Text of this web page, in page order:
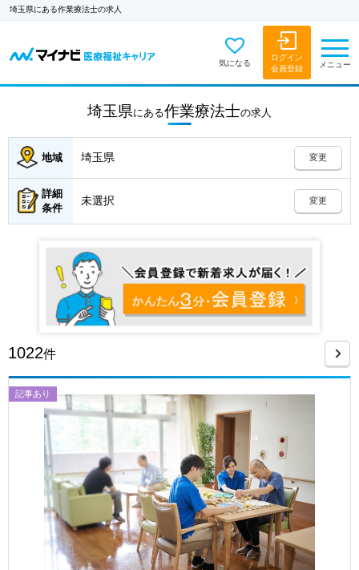
埼玉県にある作業療法士の求人
気になる
ログイン
会員登録
メニュー
埼玉県にある作業療法士の求人
地域 埼玉県 変更
詳細
条件
未選択 変更
1022件
記事あり